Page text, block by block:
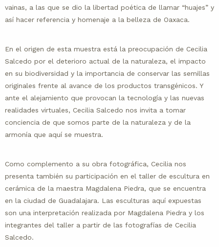
vainas, a las que se dio la libertad poética de llamar “huajes” y
así hacer referencia y homenaje a la belleza de Oaxaca.
En el origen de esta muestra está la preocupación de Cecilia
Salcedo por el deterioro actual de la naturaleza, el impacto
en su biodiversidad y la importancia de conservar las semillas
originales frente al avance de los productos transgénicos. Y
ante el alejamiento que provocan la tecnología y las nuevas
realidades virtuales, Cecilia Salcedo nos invita a tomar
conciencia de que somos parte de la naturaleza y de la
armonía que aquí se muestra.
Como complemento a su obra fotográfica, Cecilia nos
presenta también su participación en el taller de escultura en
cerámica de la maestra Magdalena Piedra, que se encuentra
en la ciudad de Guadalajara. Las esculturas aquí expuestas
son una interpretación realizada por Magdalena Piedra y los
integrantes del taller a partir de las fotografías de Cecilia
Salcedo.